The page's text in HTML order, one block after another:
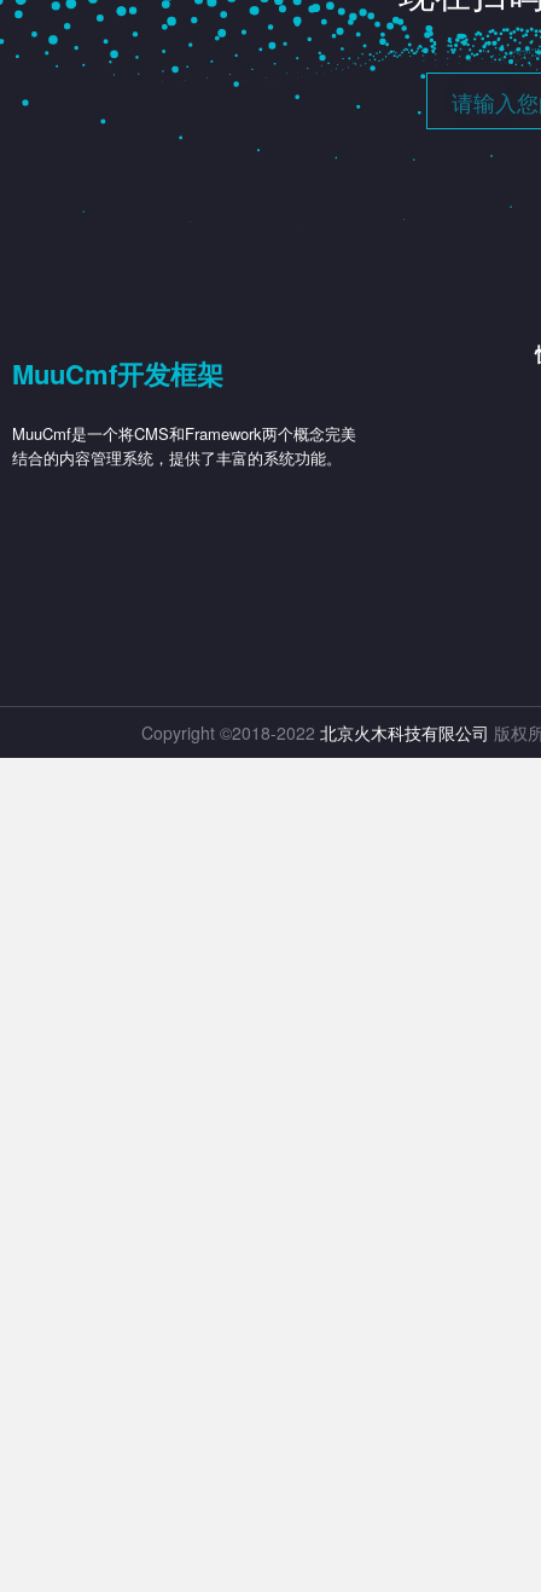
MuuCmf开发框架
MuuCmf是一个将CMS和Framework两个概念完美
结合的内容管理系统，提供了丰富的系统功能。
Copyright ©2018-2022 北京火木科技有限公司 版权